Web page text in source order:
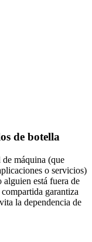
de botella
máquina (que
o servicios)
alguien está fuera de
garantiza
la dependencia de